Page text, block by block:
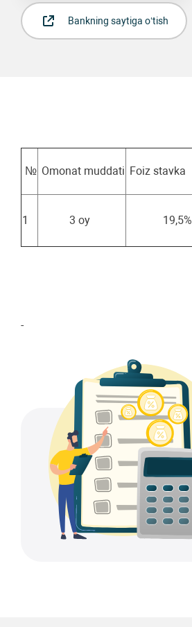
Bankning saytiga o‘tish
№ Omonat muddati Foiz stavka
1 3 oy 19,5%
-